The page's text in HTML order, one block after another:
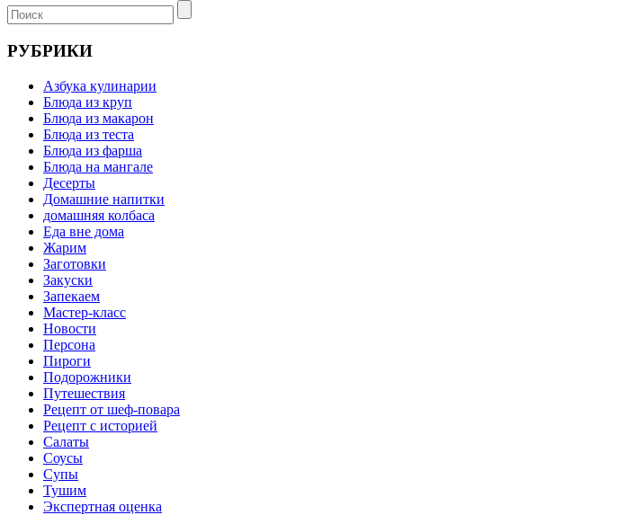
РУБРИКИ
Азбука кулинарии
Блюда из круп
Блюда из макарон
Блюда из теста
Блюда из фарша
Блюда на мангале
Десерты
Домашние напитки
домашняя колбаса
Еда вне дома
Жарим
Заготовки
Закуски
Запекаем
Мастер-класс
Новости
Персона
Пироги
Подорожники
Путешествия
Рецепт от шеф-повара
Рецепт с историей
Салаты
Соусы
Супы
Тушим
Экспертная оценка